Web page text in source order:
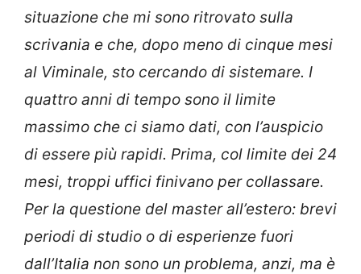
situazione che mi sono ritrovato sulla
scrivania e che, dopo meno di cinque mesi
al Viminale, sto cercando di sistemare. I
quattro anni di tempo sono il limite
massimo che ci siamo dati, con l’auspicio
di essere più rapidi. Prima, col limite dei 24
mesi, troppi uffici finivano per collassare.
Per la questione del master all’estero: brevi
periodi di studio o di esperienze fuori
dall’Italia non sono un problema, anzi, ma è